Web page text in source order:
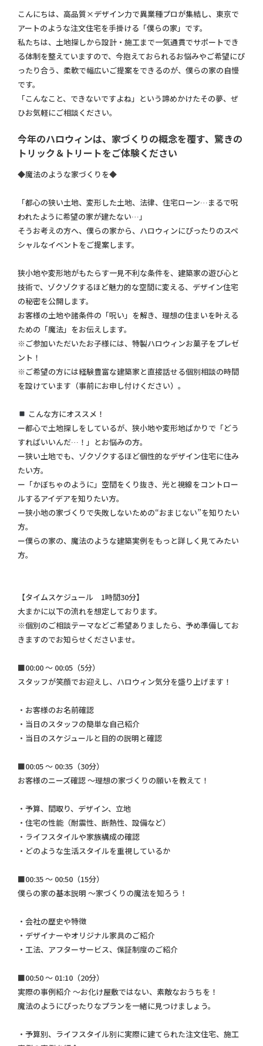
こんにちは、高品質×デザイン力で異業種プロが集結し、東京で
アートのような注文住宅を手掛ける「僕らの家」です。
私たちは、土地探しから設計・施工まで一気通貫でサポートでき
る体制を整えていますので、今抱えておられるお悩みやご希望にぴ
ったり合う、柔軟で幅広いご提案をできるのが、僕らの家の自慢
です。
「こんなこと、できないですよね」という諦めかけたその夢、ぜ
ひお気軽にご相談ください。
今年のハロウィンは、家づくりの概念を覆す、驚きの
トリック＆トリートをご体験ください
◆魔法のような家づくりを◆
「都心の狭い土地、変形した土地、法律、住宅ローン…まるで呪
われたように希望の家が建たない…」
そうお考えの方へ、僕らの家から、ハロウィンにぴったりのスペ
シャルなイベントをご提案します。
狭小地や変形地がもたらす一見不利な条件を、建築家の遊び心と
技術で、ゾクゾクするほど魅力的な空間に変える、デザイン住宅
の秘密を公開します。
お客様の土地や諸条件の「呪い」を解き、理想の住まいを叶える
ための「魔法」をお伝えします。
※ご参加いただいたお子様には、特製ハロウィンお菓子をプレゼ
ント！
※ご希望の方には経験豊富な建築家と直接話せる個別相談の時間
を設けています（事前にお申し付けください）。
こんな方にオススメ！
ー都心で土地探しをしているが、狭小地や変形地ばかりで「どう
すればいいんだ…！」とお悩みの方。
ー狭い土地でも、ゾクゾクするほど個性的なデザイン住宅に住み
たい方。
ー「かぼちゃのように」空間をくり抜き、光と視線をコントロー
ルするアイデアを知りたい方。
ー狭小地の家づくりで失敗しないための“おまじない”を知りたい
方。
ー僕らの家の、魔法のような建築実例をもっと詳しく見てみたい
方。
【タイムスケジュール 1時間30分】
大まかに以下の流れを想定しております。
※個別のご相談テーマなどご希望ありましたら、予め準備してお
きますのでお知らせくださいませ。
■00:00 ～ 00:05（5分）
スタッフが笑顔でお迎えし、ハロウィン気分を盛り上げます！
・お客様のお名前確認
・当日のスタッフの簡単な自己紹介
・当日のスケジュールと目的の説明と確認
■00:05 ～ 00:35（30分）
お客様のニーズ確認 ～理想の家づくりの願いを教えて！
・予算、間取り、デザイン、立地
・住宅の性能（耐震性、断熱性、設備など）
・ライフスタイルや家族構成の確認
・どのような生活スタイルを重視しているか
■00:35 ～ 00:50（15分）
僕らの家の基本説明 ～家づくりの魔法を知ろう！
・会社の歴史や特徴
・デザイナーやオリジナル家具のご紹介
・工法、アフターサービス、保証制度のご紹介
■00:50 ～ 01:10（20分）
実際の事例紹介 ～お化け屋敷ではない、素敵なおうちを！
魔法のようにぴったりなプランを一緒に見つけましょう。
・予算別、ライフスタイル別に実際に建てられた注文住宅、施工